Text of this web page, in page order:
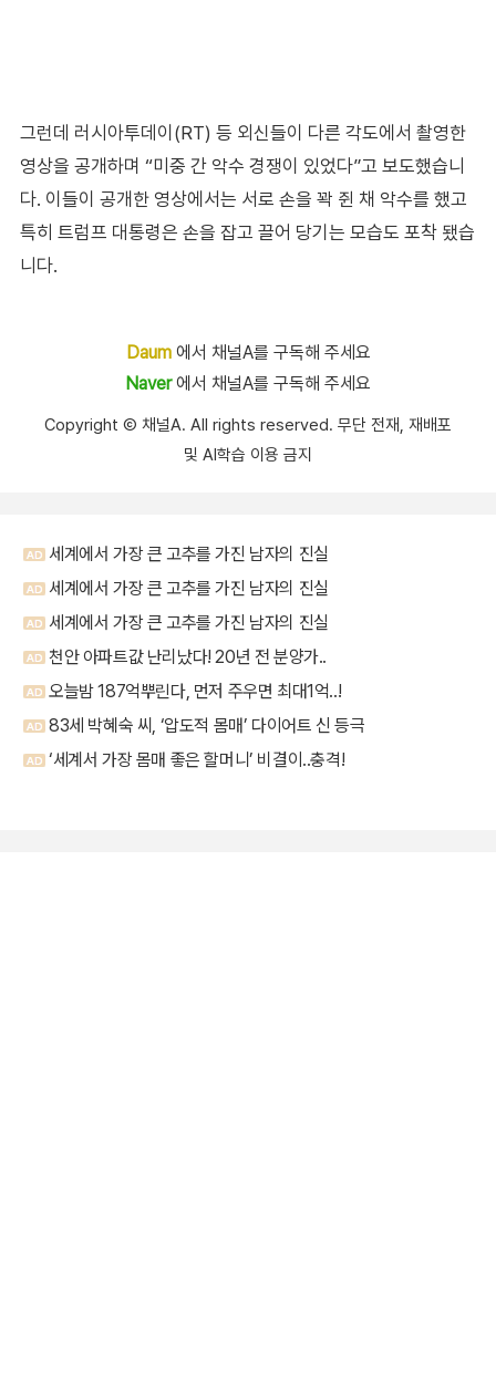
그런데 러시아투데이(RT) 등 외신들이 다른 각도에서 촬영한
영상을 공개하며 “미중 간 악수 경쟁이 있었다”고 보도했습니
다. 이들이 공개한 영상에서는 서로 손을 꽉 쥔 채 악수를 했고
특히 트럼프 대통령은 손을 잡고 끌어 당기는 모습도 포착 됐습
니다.
Daum에서 채널A를 구독해 주세요
Naver에서 채널A를 구독해 주세요
Copyright Ⓒ 채널A. All rights reserved. 무단 전재, 재배포
및 AI학습 이용 금지